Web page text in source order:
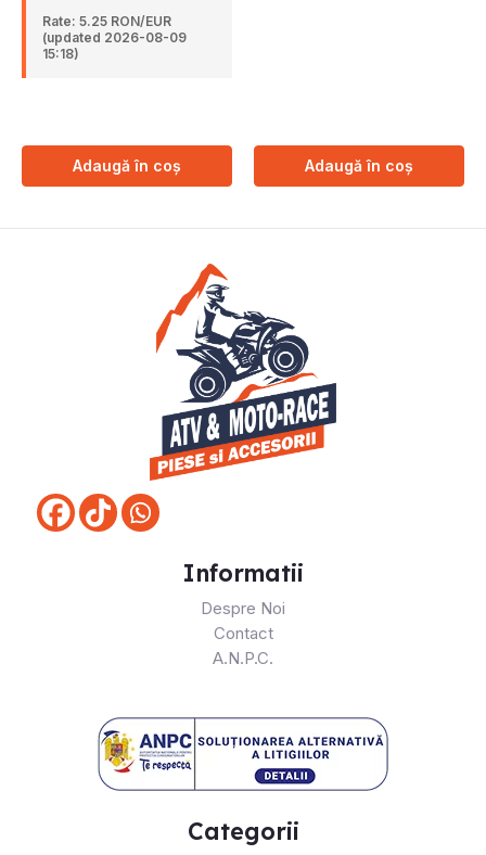
Rate: 5.25 RON/EUR
(updated 2026-08-09
15:18)
Adaugă în coș Adaugă în coș
Informatii
Despre Noi
Contact
A.N.P.C.
Categorii